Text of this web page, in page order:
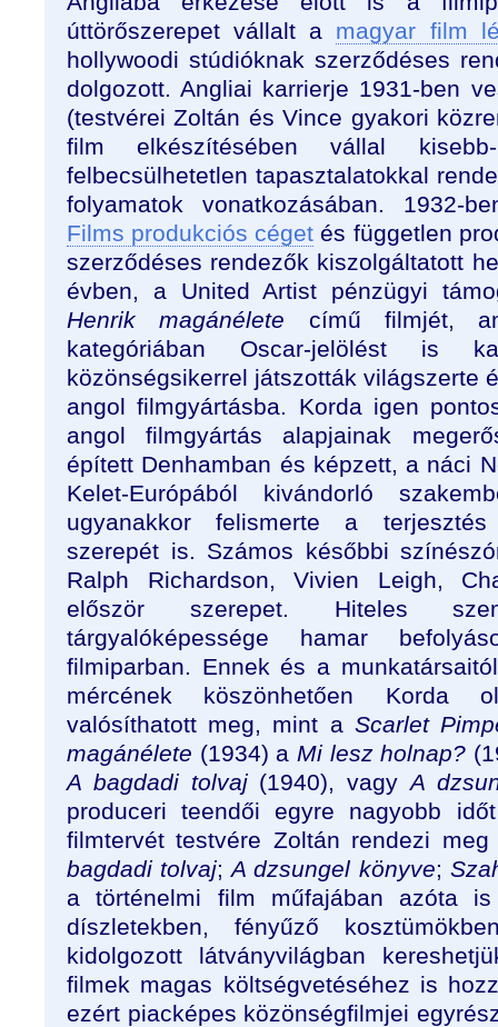
úttörőszerepet vállalt a magyar film
hollywoodi stúdióknak szerződéses
dolgozott. Angliai karrierje 1931-ben
(testvérei Zoltán és Vince gyakori
film elkészítésében vállal
felbecsülhetetlen tapasztalatokkal
folyamatok vonatkozásában. 1932-
Films produkciós céget és független
szerződéses rendezők kiszolgáltatott
évben, a United Artist pénzügyi
Henrik magánélete című filmjét,
kategóriában Oscar-jelölést is
közönségsikerrel játszották világszerte
angol filmgyártásba. Korda igen
angol filmgyártás alapjainak
épített Denhamban és képzett, a náci
Kelet-Európából kivándorló
ugyanakkor felismerte a terjesztés
szerepét is. Számos későbbi
Ralph Richardson, Vivien Leigh,
először szerepet. Hiteles
tárgyalóképessége hamar
filmiparban. Ennek és a
mércének köszönhetően Korda
valósíthatott meg, mint a Scarlet
magánélete (1934) a Mi lesz holnap?
A bagdadi tolvaj(1940), vagyA
produceri teendői egyre nagyobb
filmtervét testvére Zoltán rendezi meg
bagdadi tolvaj; A dzsungel könyve;
a történelmi film műfajában azóta is
díszletekben, fényűző
kidolgozott látványvilágban
filmek magas költségvetéséhez is
ezért piacképes közönségfilmjei